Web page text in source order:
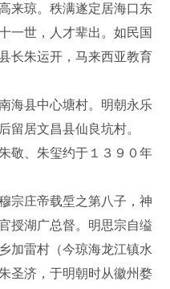
来琼。秩满遂定居海口东
一世，人才辈出。如民国
长朱运开，马来西亚教育
海县中心塘村。明朝永乐
留居文昌县仙良坑村。
敬、朱玺约于１３９０年
宗庄帝载垕之第八子，神
授湖广总督。明思宗自缢
加雷村（今琼海龙江镇水
圣济，于明朝时从徽州婺